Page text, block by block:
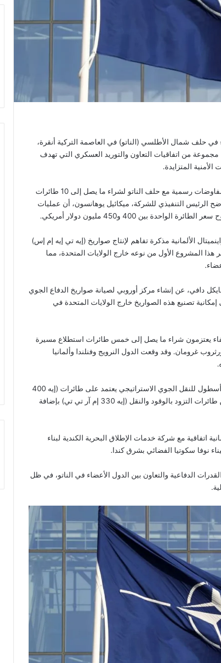
حلف شمال الأطلسي (الناتو) في العاصمة التركية أنقرة،
من اتفاقيات التعاون والتوريد العسكري التي تهدف
المتزايدة.
في هذا السياق، أعلنت شركة ساب السويدية عن بدء مفاوضات رسمية مع حلف الناتو لشراء ما يصل إلى 10 طائرات
الرئيس التنفيذي للشركة، ميكائيل يوهانسون، أن عمليات
الألمانية مذكرة تفاهم لإنتاج صواريخ (إيه تي إيه إم إس)
المشروع الأول من نوعه خارج الولايات المتحدة، مما
دافي، عن إنشاء مركز أوروبي لصيانة صواريخ الدفاع الجوي
إلى إمكانية تصنيع هذه الصواريخ خارج الولايات المتحدة في
يعتزمون شراء ما يصل إلى خمس طائرات استطلاع مسيرة
شركة نورثروب غرومان. وقد وقعت الدول النرويج وفنلندا وألمانيا
بالإضافة إلى ذلك، كشف روته عن خطط الناتو لإطلاق أسطول للنقل الجوي الاستراتيجي يعتمد على طائرات (إيه 400
إم) التي تنتجها إيرباص، مع توسيع الأسطول الحالي من طائرات التزود بالوقود والنقل (إيه 330 إم آر تي تي) بإضافة
مع شركة خدمات الإطلاق البحرية الكندية لبناء
نوفا سكوتيا الفضائي بشرق كندا.
الدفاعية والتعاون بين الدول الأعضاء في الناتو، في ظل